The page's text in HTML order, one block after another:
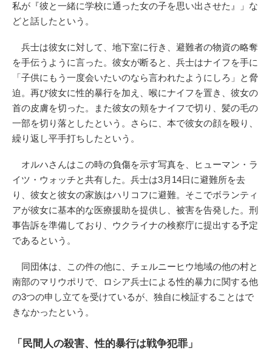
私が『彼と一緒に学校に通った女の子を思い出させた』」な
どと話したという。
兵士は彼女に対して、地下室に行き、避難者の物資の略奪
を手伝うように言った。彼女が断ると、兵士はナイフを手に
「子供にもう一度会いたいのなら言われたようにしろ」と脅
迫。再び彼女に性的暴行を加え、喉にナイフを置き、彼女の
首の皮膚を切った。また彼女の頬をナイフで切り、髪の毛の
一部を切り落としたという。さらに、本で彼女の顔を殴り、
繰り返し平手打ちしたという。
オルハさんはこの時の負傷を示す写真を、ヒューマン・ラ
イツ・ウォッチと共有した。兵士は3月14日に避難所を去
り、彼女と彼女の家族はハリコフに避難。そこでボランティ
アが彼女に基本的な医療援助を提供し、被害を告発した。刑
事告訴を準備しており、ウクライナの検察庁に提出する予定
であるという。
同団体は、この件の他に、チェルニーヒウ地域の他の村と
南部のマリウポリで、ロシア兵士による性的暴力に関する他
の3つの申し立てを受けているが、独自に検証することはで
きなかったという。
「民間人の殺害、性的暴行は戦争犯罪」